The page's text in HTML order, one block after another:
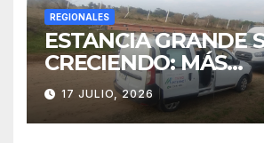
REGIONALES
ESTANCIA GRANDE
CRECIENDO: MÁS
CONECTIVIDAD Y
TRANSFORMACIÓN
HISTÓRICA PARA LA
17 JULIO, 2026